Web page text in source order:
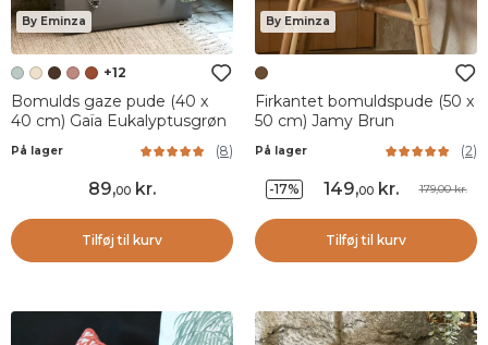
By Eminza
+12
Bomulds gaze pude (40 x
40 cm) Gaïa Eukalyptusgrøn
På lager (8)
89,00 kr.
Tilføj til kurv
By Eminza
Firkantet bomuldspude (50 x
50 cm) Jamy Brun
På lager (2)
-17% 149,00kr. 179,00 kr.
Tilføj til kurv